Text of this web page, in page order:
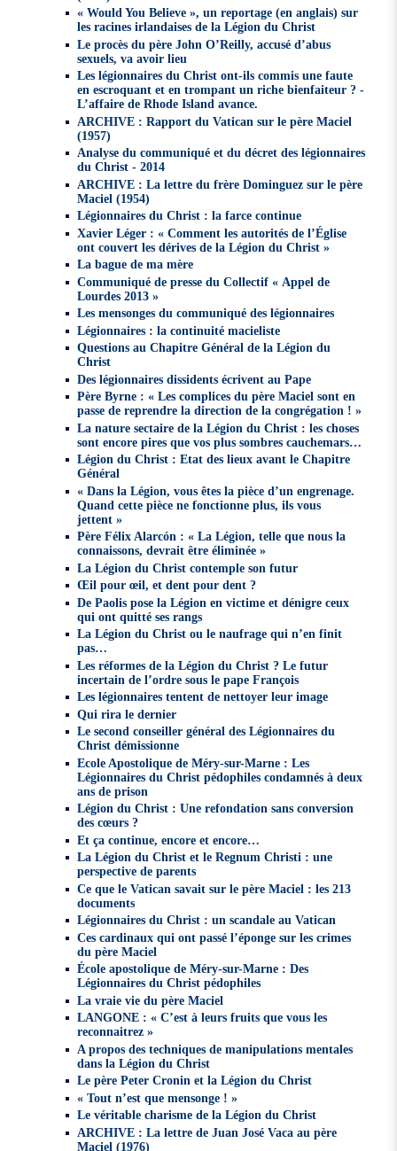
« Would You Believe », un reportage (en anglais) sur
les racines irlandaises de la Légion du Christ
Le procès du père John O’Reilly, accusé d’abus
sexuels, va avoir lieu
Les légionnaires du Christ ont-ils commis une faute
en escroquant et en trompant un riche bienfaiteur ? -
L’affaire de Rhode Island avance.
ARCHIVE : Rapport du Vatican sur le père Maciel
(1957)
Analyse du communiqué et du décret des légionnaires
du Christ - 2014
ARCHIVE : La lettre du frère Dominguez sur le père
Maciel (1954)
Légionnaires du Christ : la farce continue
Xavier Léger : « Comment les autorités de l’Église
ont couvert les dérives de la Légion du Christ »
La bague de ma mère
Communiqué de presse du Collectif « Appel de
Lourdes 2013 »
Les mensonges du communiqué des légionnaires
Légionnaires : la continuité macieliste
Questions au Chapitre Général de la Légion du
Christ
Des légionnaires dissidents écrivent au Pape
Père Byrne : « Les complices du père Maciel sont en
passe de reprendre la direction de la congrégation ! »
La nature sectaire de la Légion du Christ : les choses
sont encore pires que vos plus sombres cauchemars…
Légion du Christ : Etat des lieux avant le Chapitre
Général
« Dans la Légion, vous êtes la pièce d’un engrenage.
Quand cette pièce ne fonctionne plus, ils vous
jettent »
Père Félix Alarcón : « La Légion, telle que nous la
connaissons, devrait être éliminée »
La Légion du Christ contemple son futur
Œil pour œil, et dent pour dent ?
De Paolis pose la Légion en victime et dénigre ceux
qui ont quitté ses rangs
La Légion du Christ ou le naufrage qui n’en finit
pas…
Les réformes de la Légion du Christ ? Le futur
incertain de l’ordre sous le pape François
Les légionnaires tentent de nettoyer leur image
Qui rira le dernier
Le second conseiller général des Légionnaires du
Christ démissionne
Ecole Apostolique de Méry-sur-Marne : Les
Légionnaires du Christ pédophiles condamnés à deux
ans de prison
Légion du Christ : Une refondation sans conversion
des cœurs ?
Et ça continue, encore et encore…
La Légion du Christ et le Regnum Christi : une
perspective de parents
Ce que le Vatican savait sur le père Maciel : les 213
documents
Légionnaires du Christ : un scandale au Vatican
Ces cardinaux qui ont passé l’éponge sur les crimes
du père Maciel
École apostolique de Méry-sur-Marne : Des
Légionnaires du Christ pédophiles
La vraie vie du père Maciel
LANGONE : « C’est à leurs fruits que vous les
reconnaitrez »
A propos des techniques de manipulations mentales
dans la Légion du Christ
Le père Peter Cronin et la Légion du Christ
« Tout n’est que mensonge ! »
Le véritable charisme de la Légion du Christ
ARCHIVE : La lettre de Juan José Vaca au père
Maciel (1976)